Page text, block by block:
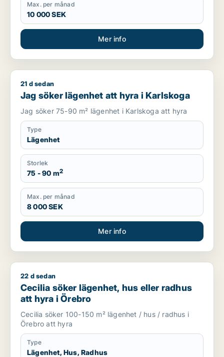
Max. per månad
10 000 SEK
Mer info
Jag söker lägenhet att hyra i Karlskoga
21 d sedan
Jag söker lägenhet att hyra i Karlskoga
Jag söker 75-90 m² lägenhet i Karlskoga att hyra
Type
Lägenhet
Storlek
75 - 90 m2
Max. per månad
8 000 SEK
Mer info
Cecilia söker lägenhet, hus eller radhus att hyra i Örebro
22 d sedan
Cecilia söker lägenhet, hus eller radhus
att hyra i Örebro
Cecilia söker 100-150 m² lägenhet / hus / radhus i
Örebro att hyra
Type
Lägenhet, Hus, Radhus